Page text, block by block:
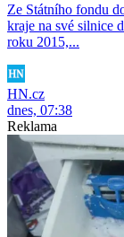
Ze Státního fondu
kraje na své silnice
roku 2015,...
HN.cz
dnes, 07:38
Reklama